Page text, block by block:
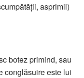
asprimii)
botez primind, sau
conglăsuire este lui